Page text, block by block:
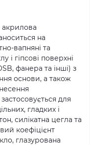
акрилова
на
вапняні та
і гіпсові поверхні
фанера та інші) з
основи, а також
для
гладких і
силікатна цегла та
коефіцієнт
глазурована